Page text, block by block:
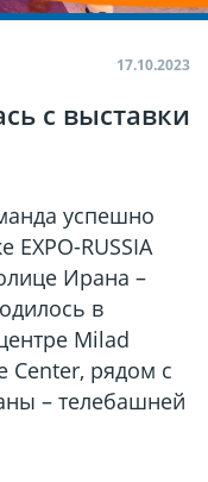
17.10.2023
с выставки
успешно
EXPO-RUSSIA
Ирана –
в
Milad
Center, рядом с
– телебашней